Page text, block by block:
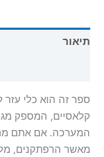
תיאור
ספר זה הוא כלי
קלאסיים, המספק
המערכה. אם אתם
מאשר הרפתקנים,